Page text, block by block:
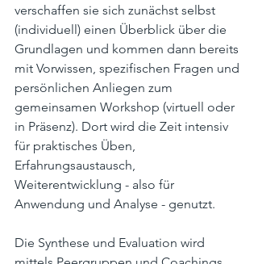
verschaffen sie sich zunächst selbst
(individuell) einen Überblick über die
Grundlagen und kommen dann bereits
mit Vorwissen, spezifischen Fragen und
persönlichen Anliegen zum
gemeinsamen Workshop (virtuell oder
in Präsenz). Dort wird die Zeit intensiv
für praktisches Üben,
Erfahrungsaustausch,
Weiterentwicklung - also für
Anwendung und Analyse - genutzt.
Die Synthese und Evaluation wird